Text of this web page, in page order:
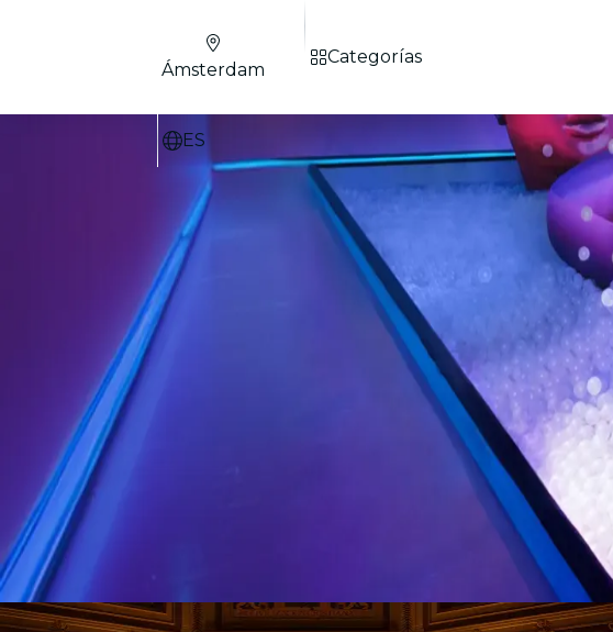
Ámsterdam
ES
Categorías